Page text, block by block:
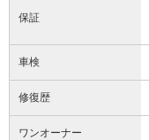
保証
車検
修復歴
ワンオーナー